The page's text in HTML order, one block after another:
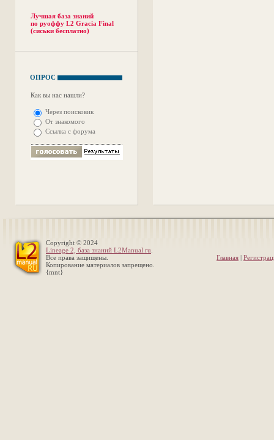
Лучшая база знаний
по руоффу L2 Gracia Final
(сиськи бесплатно)
ОПРОС
Как вы нас нашли?
Через поисковик
От знакомого
Ссылка с форума
Copyright © 2024
Lineage 2, база знаний L2Manual.ru
Все права защищены.
Копирование материалов запрещено.
{mnt}
Главная |